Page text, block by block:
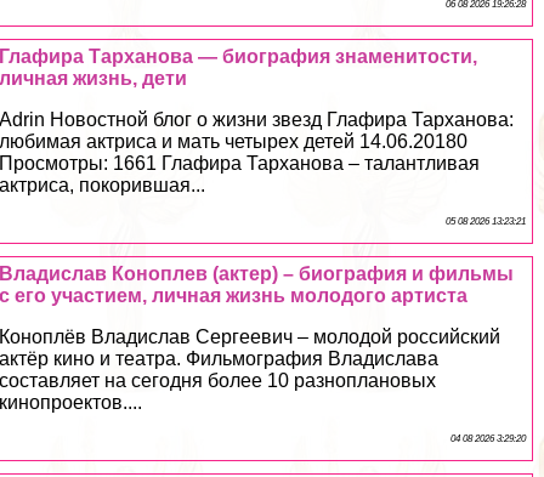
06 08 2026 19:26:28
Глафира Тарханова — биография знаменитости,
личная жизнь, дети
Adrin Новостной блог о жизни звезд Глафира Тарханова:
любимая актриса и мать четырех детей 14.06.20180
Просмотры: 1661 Глафира Тарханова – талантливая
актриса, покорившая...
05 08 2026 13:23:21
Владислав Коноплев (актер) – биография и фильмы
с его участием, личная жизнь молодого артиста
Коноплёв Владислав Сергеевич – молодой российский
актёр кино и театра. Фильмография Владислава
составляет на сегодня более 10 разноплановых
кинопроектов....
04 08 2026 3:29:20